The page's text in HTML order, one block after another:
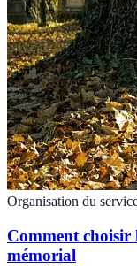
Organisation du
Comment choisir
mémorial